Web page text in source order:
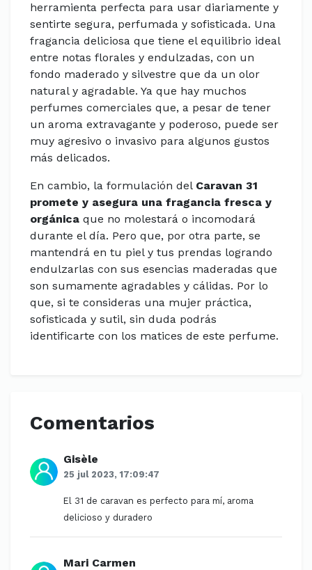
herramienta perfecta para usar diariamente y
sentirte segura, perfumada y sofisticada. Una
fragancia deliciosa que tiene el equilibrio ideal
entre notas florales y endulzadas, con un
fondo maderado y silvestre que da un olor
natural y agradable. Ya que hay muchos
perfumes comerciales que, a pesar de tener
un aroma extravagante y poderoso, puede ser
muy agresivo o invasivo para algunos gustos
más delicados.
En cambio, la formulación del Caravan 31
promete y asegura una fragancia fresca y
orgánica que no molestará o incomodará
durante el día. Pero que, por otra parte, se
mantendrá en tu piel y tus prendas logrando
endulzarlas con sus esencias maderadas que
son sumamente agradables y cálidas. Por lo
que, si te consideras una mujer práctica,
sofisticada y sutil, sin duda podrás
identificarte con los matices de este perfume.
Comentarios
Gisèle
25 jul 2023, 17:09:47
El 31 de caravan es perfecto para mí, aroma
delicioso y duradero
Mari Carmen